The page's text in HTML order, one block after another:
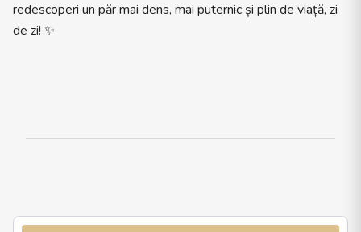
redescoperi un păr mai dens, mai puternic și plin de viață, zi
de zi! ✨